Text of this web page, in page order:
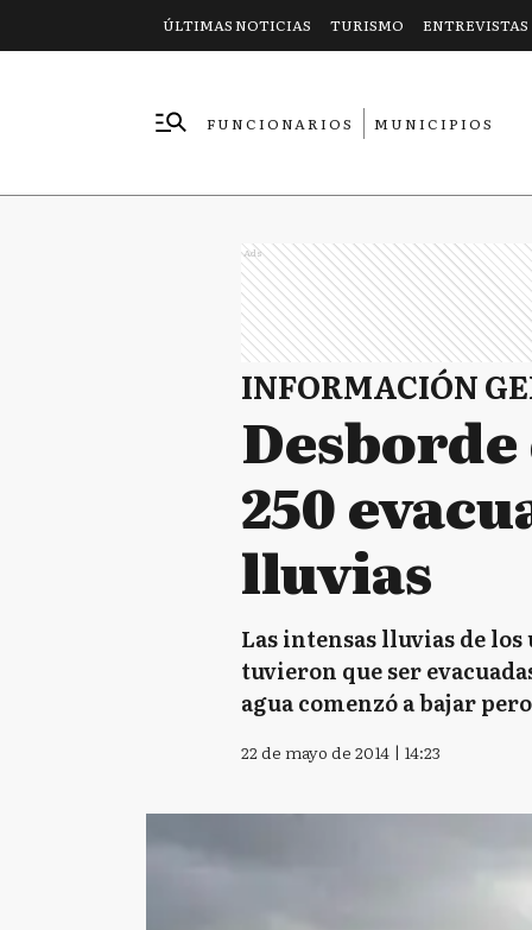
ÚLTIMAS NOTICIAS TURISMO ENTREVISTAS
FUNCIONARIOS
MUNICIPIOS
Ads
INFORMACIÓN
250
lluvias
Las intensas lluvias de
tuvieron que ser
agua comenzó a bajar
22 de mayo de 2014 | 14:23